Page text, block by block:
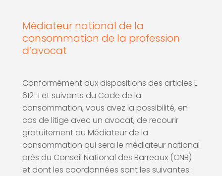
Médiateur national de la
consommation de la profession
d’avocat
Conformément aux dispositions des articles L.
612-1 et suivants du Code de la
consommation, vous avez la possibilité, en
cas de litige avec un avocat, de recourir
gratuitement au Médiateur de la
consommation qui sera le médiateur national
près du Conseil National des Barreaux (CNB)
et dont les coordonnées sont les suivantes :